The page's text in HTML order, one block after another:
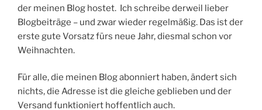
der meinen Blog hostet. Ich schreibe derweil lieber
Blogbeiträge – und zwar wieder regelmäßig. Das ist der
erste gute Vorsatz fürs neue Jahr, diesmal schon vor
Weihnachten.
Für alle, die meinen Blog abonniert haben, ändert sich
nichts, die Adresse ist die gleiche geblieben und der
Versand funktioniert hoffentlich auch.